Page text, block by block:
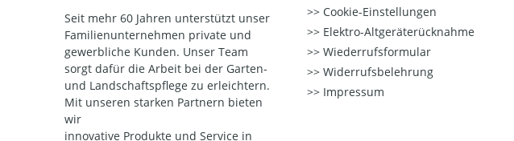
Seit mehr 60 Jahren unterstützt unser
Familienunternehmen private und
gewerbliche Kunden. Unser Team
sorgt dafür die Arbeit bei der Garten-
und Landschaftspflege zu erleichtern.
Mit unseren starken Partnern bieten
wir
innovative Produkte und Service in
Cookie-Einstellungen
Elektro-Altgeräterücknahme
Wiederrufsformular
Widerrufsbelehrung
Impressum